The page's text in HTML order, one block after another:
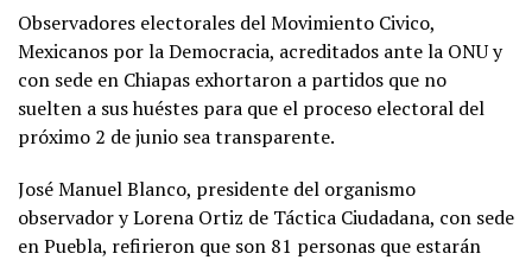
Observadores electorales del Movimiento Civico,
Mexicanos por la Democracia, acreditados ante la ONU y
con sede en Chiapas exhortaron a partidos que no
suelten a sus huéstes para que el proceso electoral del
próximo 2 de junio sea transparente.
José Manuel Blanco, presidente del organismo
observador y Lorena Ortiz de Táctica Ciudadana, con sede
en Puebla, refirieron que son 81 personas que estarán